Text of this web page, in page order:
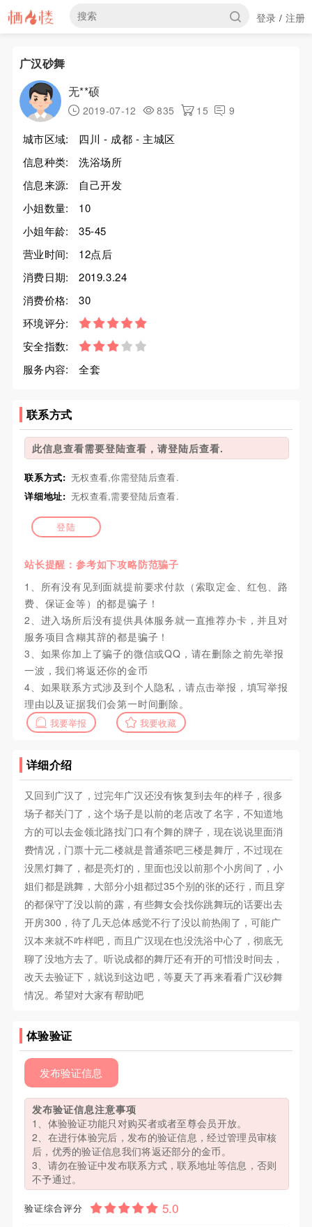
登录 / 注册
广汉砂舞
无**硕
2019-07-12 835 15 9
城市区域:
四川 - 成都 - 主城区
信息种类:
洗浴场所
信息来源:
自己开发
小姐数量:
10
小姐年龄:
35-45
营业时间:
12点后
消费日期:
2019.3.24
消费价格:
30
环境评分:
安全指数:
服务内容:
全套
联系方式
此信息查看需要登陆查看，请登陆后查看.
联系方式: 无权查看,你需登陆后查看.
详细地址: 无权查看,需要登陆后查看.
登陆
站长提醒：参考如下攻略防范骗子
1、所有没有见到面就提前要求付款（索取定金、红包、路
费、保证金等）的都是骗子！
2、进入场所后没有提供具体服务就一直推荐办卡，并且对
服务项目含糊其辞的都是骗子！
3、如果你加上了骗子的微信或QQ，请在删除之前先举报
一波，我们将返还你的金币
4、如果联系方式涉及到个人隐私，请点击举报，填写举报
理由以及证据我们会第一时间删除。
我要举报 我要收藏
详细介绍
又回到广汉了，过完年广汉还没有恢复到去年的样子，很多
场子都关门了，这个场子是以前的老店改了名字，不知道地
方的可以去金领北路找门口有个舞的牌子，现在说说里面消
费情况，门票十元二楼就是普通茶吧三楼是舞厅，不过现在
没黑灯舞了，都是亮灯的，里面也没以前那个小房间了，小
姐们都是跳舞，大部分小姐都过35个别的张的还行，而且穿
的都保守了没以前的露，有些舞女会找你跳舞玩的话要出去
开房300，待了几天总体感觉不行了没以前热闹了，可能广
汉本来就不咋样吧，而且广汉现在也没洗浴中心了，彻底无
聊了没地方去了。听说成都的舞厅还有开的可惜没时间去，
改天去验证下，就说到这边吧，等夏天了再来看看广汉砂舞
情况。希望对大家有帮助吧
体验验证
发布验证信息
发布验证信息注意事项
1、体验验证功能只对购买者或者至尊会员开放。
2、在进行体验完后，发布的验证信息，经过管理员审核
后，优秀的验证信息我们将返还部分的金币。
3、请勿在验证中发布联系方式，联系地址等信息，否则
不予通过。
验证综合评分